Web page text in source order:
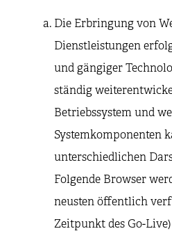
Die Erbringung von
Dienstleistungen
und gängiger
ständig
Betriebssystem und
Systemkomponenten
unterschiedlichen
Folgende Browser
neusten öffentlich
Zeitpunkt des Go-